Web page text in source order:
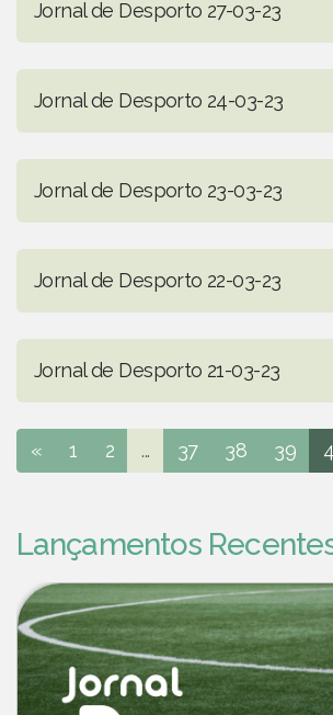
Jornal de Desporto 27-03-23
Jornal de Desporto 24-03-23
Jornal de Desporto 23-03-23
Jornal de Desporto 22-03-23
Jornal de Desporto 21-03-23
« 1 2 ... 37 38 39
Lançamentos